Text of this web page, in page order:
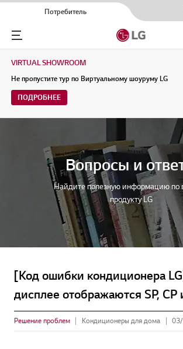
Потребитель
Menu
VIRTUAL SHOWROOM
Не пропустите тур по Виртуальному шоуруму LG
ПОДРОБНЕЕ
Вопросы и
Найдите полезную информацию по
продукту LG
[Код ошибки кондиционера
дисплее отображаются SP, CP
Решение проблем Кондиционеры для дома